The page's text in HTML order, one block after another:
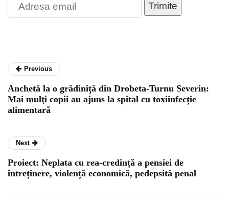
Trimite
Previous
Anchetă la o grădiniţă din Drobeta-Turnu Severin:
Mai mulţi copii au ajuns la spital cu toxiinfecție
alimentară
Next
Proiect: Neplata cu rea-credință a pensiei de
întreținere, violență economică, pedepsită penal